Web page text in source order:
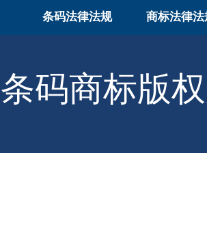
条码法律法规 商标法律法
条码商标版